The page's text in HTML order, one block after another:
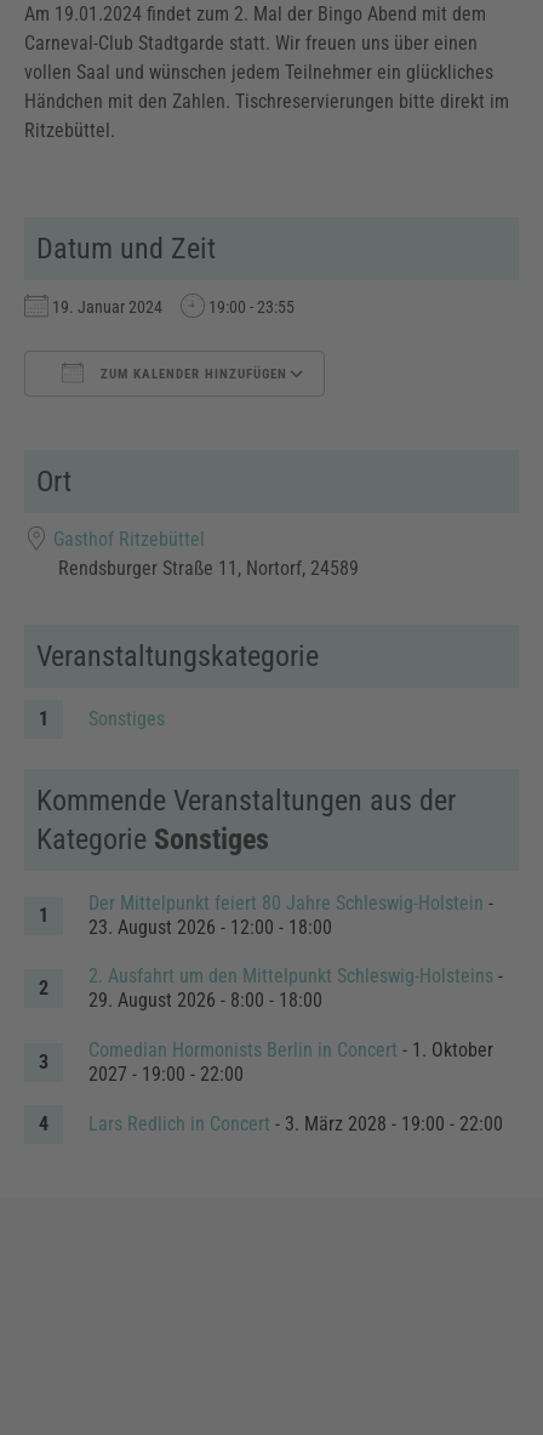
Am 19.01.2024 findet zum 2. Mal der Bingo Abend mit dem
Carneval-Club Stadtgarde statt. Wir freuen uns über einen
vollen Saal und wünschen jedem Teilnehmer ein glückliches
Händchen mit den Zahlen. Tischreservierungen bitte direkt im
Ritzebüttel.
Datum und Zeit
19. Januar 2024 19:00 - 23:55
ZUM KALENDER HINZUFÜGEN
Ort
Gasthof Ritzebüttel
Rendsburger Straße 11, Nortorf, 24589
Veranstaltungskategorie
Sonstiges
Kommende Veranstaltungen aus der
Kategorie Sonstiges
Der Mittelpunkt feiert 80 Jahre Schleswig-Holstein -
23. August 2026 - 12:00 - 18:00
2. Ausfahrt um den Mittelpunkt Schleswig-Holsteins-
29. August 2026 - 8:00 - 18:00
Comedian Hormonists Berlin in Concert - 1. Oktober
2027 - 19:00 - 22:00
Lars Redlich in Concert - 3. März 2028 - 19:00 - 22:00